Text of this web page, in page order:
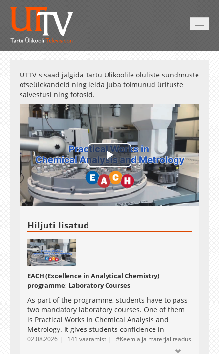
UTTV-s saad jälgida Tartu Ülikoolile oluliste sündmuste
otseülekandeid ning leida juba toimunud ürituste
salvestusi ning fotosid.
Play
Video
Hiljuti lisatud
EACH (Excellence in Analytical Chemistry)
programme: Laboratory Courses
As part of the programme, students have to pass
two mandatory laboratory courses. One of them
is Practical Works in Chemical Analysis and
Metrology. It gives students confidence in
performing instrumental chemical analysis using
different types of equipment and in the practical
02.08.2026 141 vaatamist Keemia ja materjaliteadus